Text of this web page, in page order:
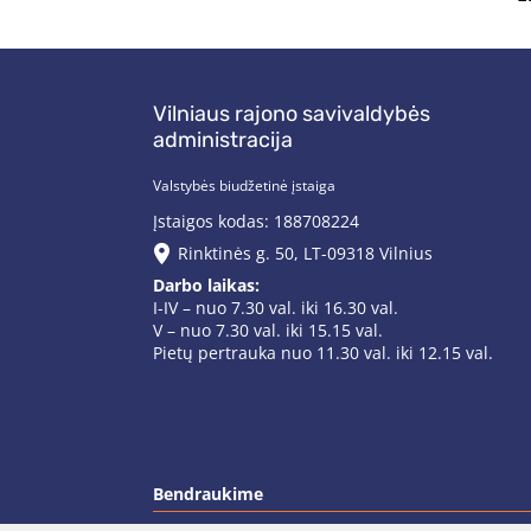
Vilniaus rajono savivaldybės
administracija
Valstybės biudžetinė įstaiga
Įstaigos kodas: 188708224
Rinktinės g. 50, LT-09318 Vilnius
Darbo laikas:
I-IV – nuo 7.30 val. iki 16.30 val.
V – nuo 7.30 val. iki 15.15 val.
Pietų pertrauka nuo 11.30 val. iki 12.15 val.
Bendraukime